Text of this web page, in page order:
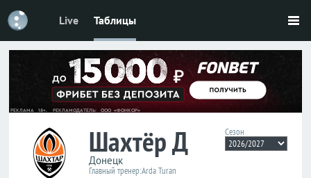
Футбол
Премьер-
лига
Кубок
Live Таблицы
Сезон
Шахтёр Д
Донецк
Главный тренер:Arda Turan
Футбол
Премьер-
лига
Кубок